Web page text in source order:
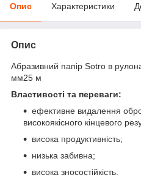
Опис Характеристики
Опис
Абразивний папір Sotro в
мм25 м
Властивості та переваги:
ефективне видалення
високоякісного кінцевого
висока продуктивність;
низька забивна;
висока зносостійкість.